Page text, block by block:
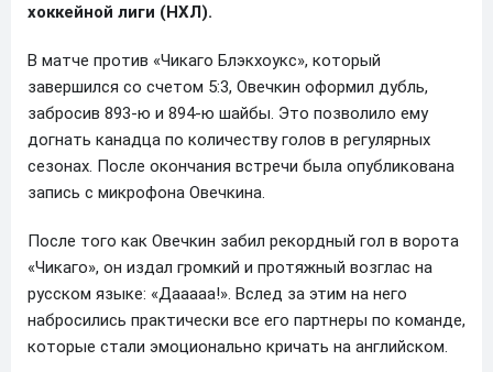
хоккейной лиги (НХЛ).
В матче против «Чикаго Блэкхоукс», который
завершился со счетом 5:3, Овечкин оформил дубль,
забросив 893-ю и 894-ю шайбы. Это позволило ему
догнать канадца по количеству голов в регулярных
сезонах. После окончания встречи была опубликована
запись с микрофона Овечкина.
После того как Овечкин забил рекордный гол в ворота
«Чикаго», он издал громкий и протяжный возглас на
русском языке: «Дааааа!». Вслед за этим на него
набросились практически все его партнеры по команде,
которые стали эмоционально кричать на английском.